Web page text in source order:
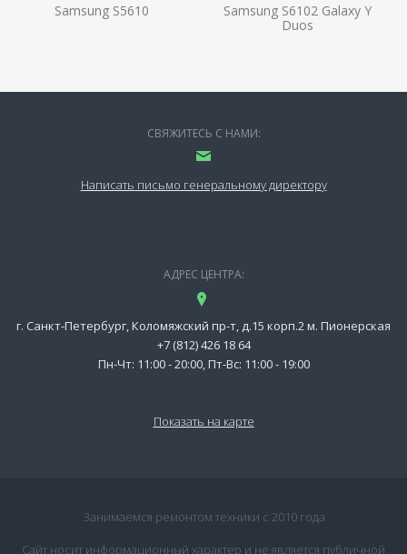
Samsung S5610
Samsung S6102 Galaxy Y
Duos
СВЯЖИТЕСЬ С НАМИ:
Написать письмо генеральному директору
АДРЕС ЦЕНТРА:
г. Санкт-Петербург, Коломяжский пр-т, д.15 корп.2 м. Пионерская
+7 (812) 426 18 64
Пн-Чт: 11:00 - 20:00, Пт-Вс: 11:00 - 19:00
Показать на карте
Занимаемся ремонтом техники с 2010 года
Сайт носит информационный характер и не является публичной